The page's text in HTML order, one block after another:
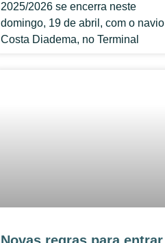
2025/2026 se encerra neste
domingo, 19 de abril, com o navio
Costa Diadema, no Terminal
Novas regras para entrar